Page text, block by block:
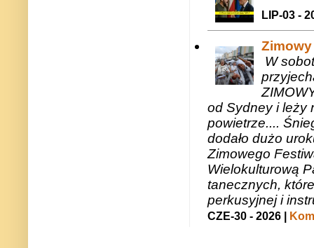
LIP-03 -
W
od Sydney i leży
powietrze....
dodało dużo
Zimowego
Wielokulturową
tanecznych,
perkusyjnej i
CZE-30 - 2026 |